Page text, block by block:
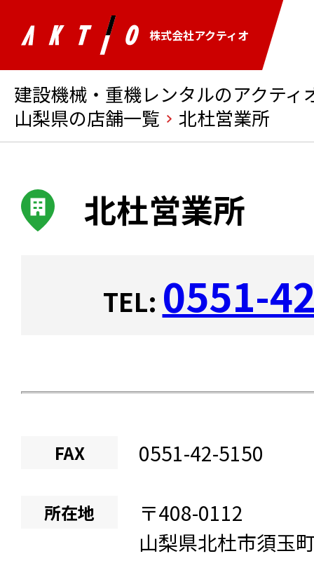
株式会社アクティオ
建設機械・重機レンタルのアクティ
山梨県の店舗一覧
北杜営業所
北杜営業所
TEL: 0551-
FAX 0551-42-5150
所在地 〒408-0112
山梨県北杜市須玉